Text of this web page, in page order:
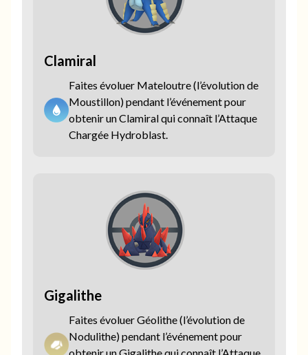
Clamiral
Faites évoluer Mateloutre (l’évolution de
Moustillon) pendant l’événement pour
obtenir un Clamiral qui connaît l’Attaque
Chargée Hydroblast.
Gigalithe
Faites évoluer Géolithe (l’évolution de
Nodulithe) pendant l’événement pour